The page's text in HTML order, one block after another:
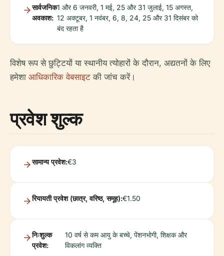
सार्वजनिक
अवकाश:
1 और 6 जनवरी, 1 मई, 25 और 31 जुलाई, 15 अगस्त,
12 अक्टूबर, 1 नवंबर, 6, 8, 24, 25 और 31 दिसंबर को
बंद रहता है
विशेष रूप से छुट्टियों या स्थानीय त्योहारों के दौरान, अद्यतनों के लिए
हमेशा आधिकारिक वेबसाइट की जांच करें।
प्रवेश शुल्क
सामान्य प्रवेश:€3
रियायती प्रवेश (छात्र, वरिष्ठ, समूह):€1.50
निःशुल्क
प्रवेश:
10 वर्ष से कम आयु के बच्चे, पेंशनभोगी, शिक्षक और
विकलांग व्यक्ति